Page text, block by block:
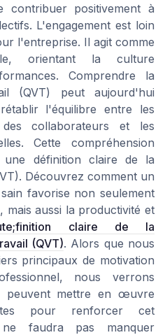
contribuer positivement à
L'engagement est loin
l'entreprise. Il agit comme
orientant la culture
Comprendre la
(QVT) peut aujourd'hui
l'équilibre entre les
des collaborateurs et les
Cette compréhension
définition claire de la
Découvrez comment un
favorise non seulement
mais aussi la productivité et
claire de la
(QVT). Alors que nous
principaux de motivation
nous verrons
peuvent mettre en œuvre
pour renforcer cet
faudra pas manquer